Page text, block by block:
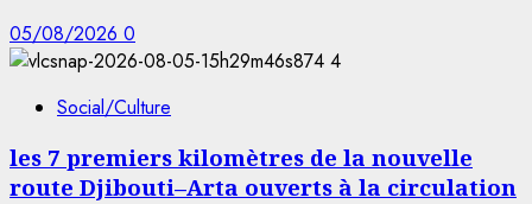
05/08/2026 0
4
Social/Culture
les 7 premiers kilomètres de la nouvelle
route Djibouti–Arta ouverts à la circulation